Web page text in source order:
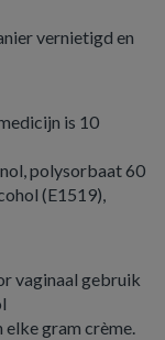
vernietigd en
is 10
polysorbaat 60
(E1519),
vaginaal gebruik
gram crème.